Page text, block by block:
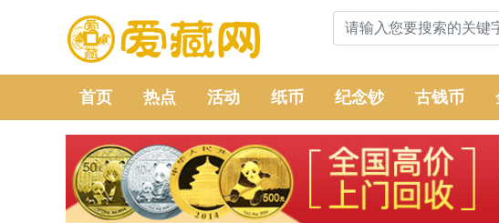
首页 热点 活动 纸币 纪念钞 古钱币